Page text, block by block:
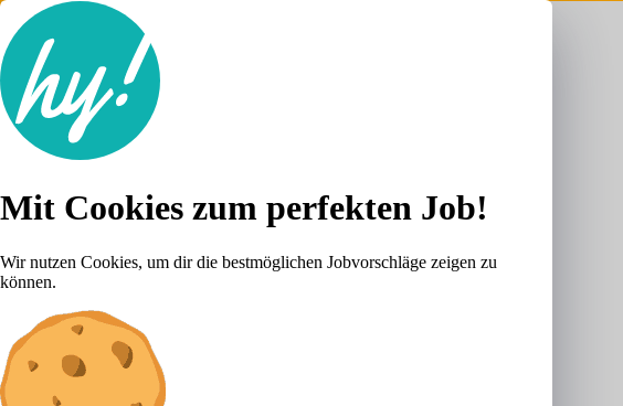
Lebenslauf
Karriere-Tipps
Anmelden
Mit Cookies zum perfekten Job!
Wir nutzen Cookies, um dir die bestmöglichen Jobvorschläge zeigen zu
können.